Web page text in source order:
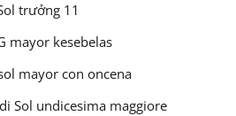
trưởng 11
mayor kesebelas
mayor con oncena
Sol undicesima maggiore